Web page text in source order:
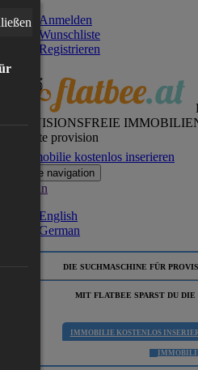
Anmelden
Wunschliste
Registrieren
PROVISIONSFREIE
gesamte provision
Immobilie kostenlos inserieren
Toggle navigation
German
English
German
DIE SUCHMASCHINE FÜR
MIT FLATBEE SPARST DU
IMMOBILIE KOSTENLOS